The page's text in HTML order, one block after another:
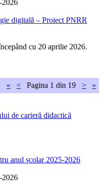
2026
digitală – Proiect PNRR
cu 20 aprilie 2026.
« < Pagina 1 din 19 > »
de carieră didactică
anul școlar 2025-2026
2026